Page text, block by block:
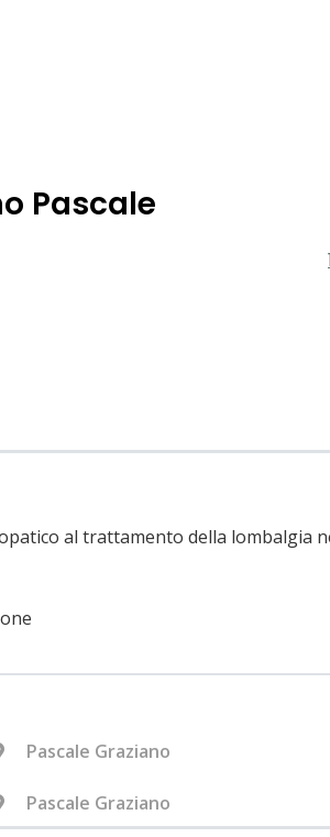
Pascale
al trattamento della lombalgia
Pascale Graziano
Pascale Graziano